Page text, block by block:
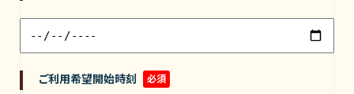
ご利用希望開始時刻 必須